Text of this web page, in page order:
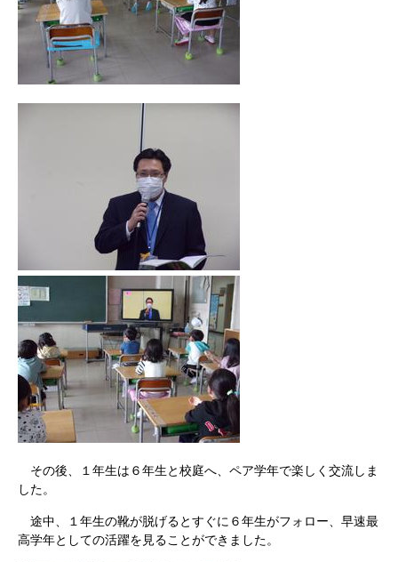
その後、１年生は６年生と校庭へ、ペア学年で楽しく交流しま
した。
途中、１年生の靴が脱げるとすぐに６年生がフォロー、早速最
高学年としての活躍を見ることができました。